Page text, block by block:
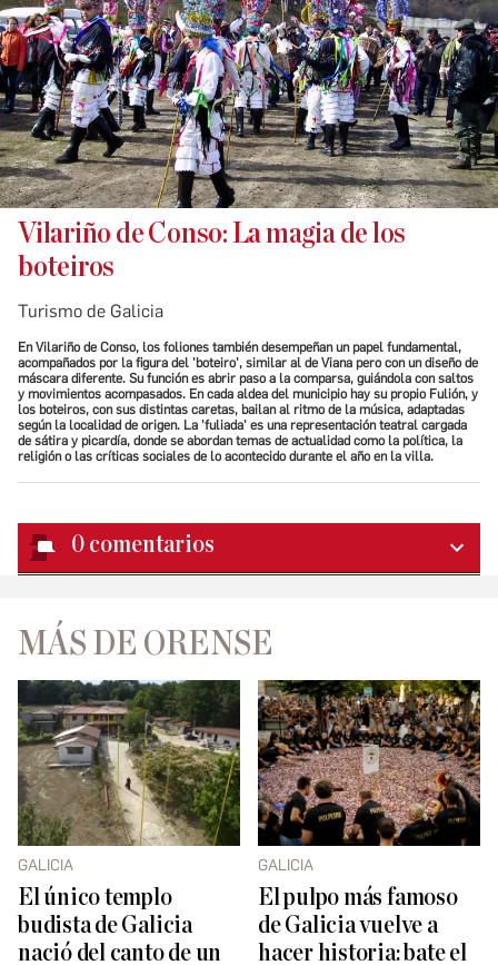
Vilariño de Conso: La magia de los
boteiros
Turismo de Galicia
En Vilariño de Conso, los foliones también desempeñan un papel fundamental,
acompañados por la figura del 'boteiro', similar al de Viana pero con un diseño de
máscara diferente. Su función es abrir paso a la comparsa, guiándola con saltos
y movimientos acompasados. En cada aldea del municipio hay su propio Fulión, y
los boteiros, con sus distintas caretas, bailan al ritmo de la música, adaptadas
según la localidad de origen. La 'fuliada' es una representación teatral cargada
de sátira y picardía, donde se abordan temas de actualidad como la política, la
religión o las críticas sociales de lo acontecido durante el año en la villa.
0 comentarios
MÁS DE ORENSE
GALICIA
El único templo
budista de Galicia
nació del canto de un
GALICIA
El pulpo más famoso
de Galicia vuelve a
hacer historia: bate el